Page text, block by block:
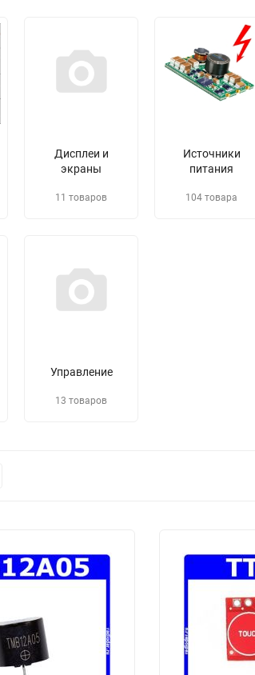
Дисплеи и
экраны
11 товаров
Источники
питания
104 товара
Управление
13 товаров